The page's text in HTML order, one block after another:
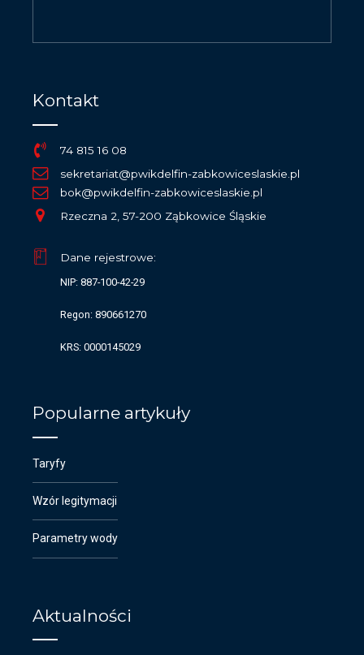
Kontakt
74 815 16 08
sekretariat@pwikdelfin-zabkowiceslaskie.pl
bok@pwikdelfin-zabkowiceslaskie.pl
Rzeczna 2, 57-200 Ząbkowice Śląskie
Dane rejestrowe:
NIP: 887-100-42-29
Regon: 890661270
KRS: 0000145029
Popularne artykuły
Taryfy
Wzór legitymacji
Parametry wody
Aktualności